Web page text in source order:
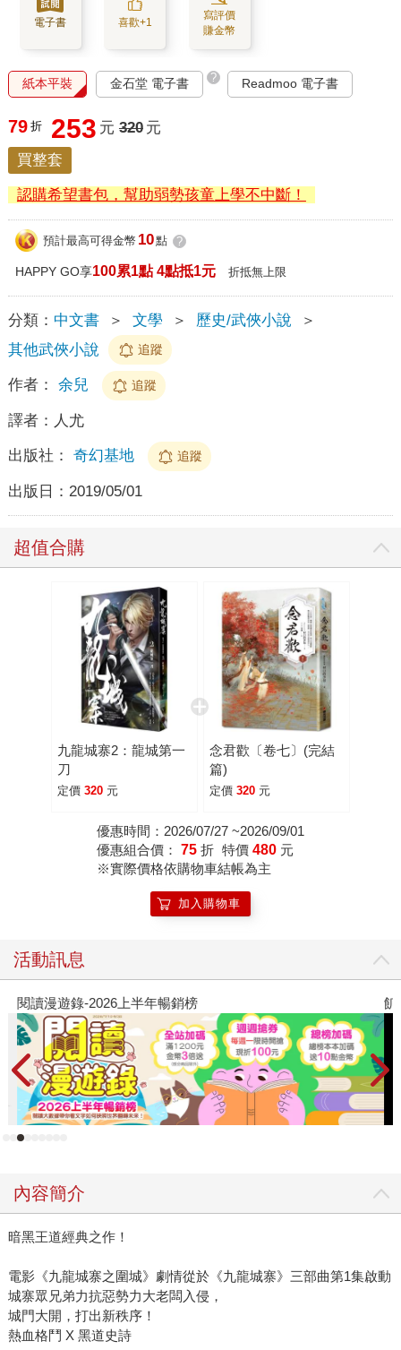
電子書 喜歡+1
寫評價
賺金幣
紙本平裝 金石堂 電子書 ? Readmoo 電子書
79 折 253 元 320 元
買整套
認購希望書包，幫助弱勢孩童上學不中斷！
預計最高可得金幣 10點 ?
HAPPY GO享100累1點 4點抵1元 折抵無上限
分類： 中文書 ＞ 文學 ＞ 歷史/武俠小說
＞
其他武俠小說
追蹤
作者： 余兒 追蹤
譯者： 人尤
出版社： 奇幻基地 追蹤
出版日： 2019/05/01
超值合購
九龍城寨2：龍城第一
刀
定價 320 元
念君歡〔卷七〕(完結
篇)
定價 320 元
優惠時間：2026/07/27 ~2026/09/01
優惠組合價： 75 折 特價 480 元
※實際價格依購物車結帳為主
加入購物車
活動訊息
閱讀漫遊錄-2026上半年暢銷榜 飢
內容簡介
暗黑王道經典之作！
電影《九龍城寨之圍城》劇情從於《九龍城寨》三部曲第1集啟動
城寨眾兄弟力抗惡勢力大老闆入侵，
城門大開，打出新秩序！
熱血格鬥 X 黑道史詩